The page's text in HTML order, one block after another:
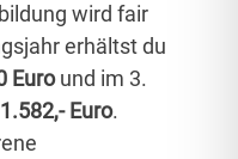
wird fair
erhältst du
Euround im 3.
Euro.